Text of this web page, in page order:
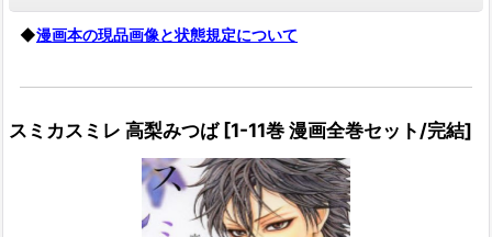
◆漫画本の現品画像と状態規定について
スミカスミレ 高梨みつば [1-11巻 漫画全巻セット/完結]